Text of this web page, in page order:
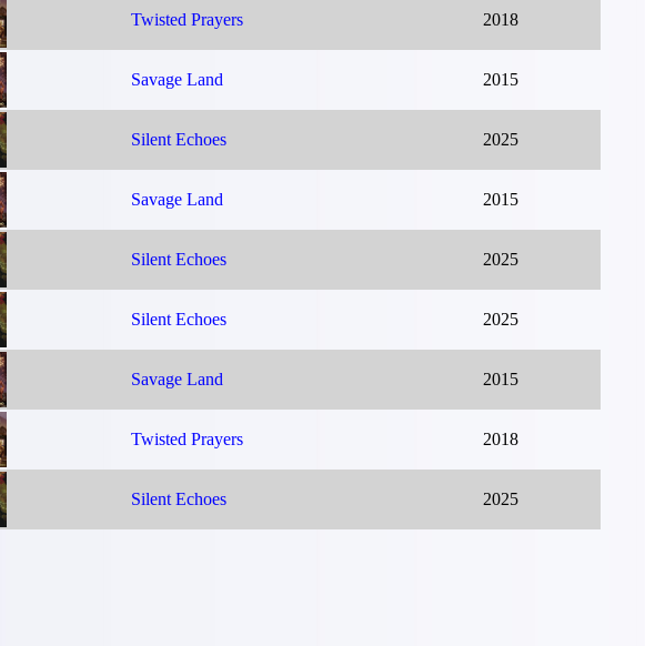
Twisted Prayers 2018
Savage Land 2015
Silent Echoes 2025
Savage Land 2015
Silent Echoes 2025
Silent Echoes 2025
Savage Land 2015
Twisted Prayers 2018
Silent Echoes 2025